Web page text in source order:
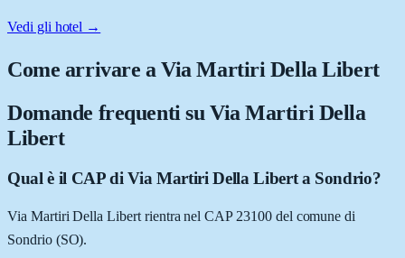
Vedi gli hotel →
Come arrivare aVia Martiri Della Libert
Domande frequenti su Via Martiri Della
Libert
Qual è il CAP di Via Martiri Della Libert a Sondrio?
Via Martiri Della Libert rientra nel CAP 23100 del comune di
Sondrio (SO).